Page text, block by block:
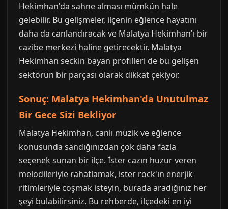
Hekimhan'da sahne alması mümkün hale
gelebilir. Bu gelişmeler, ilçenin eğlence hayatını
daha da canlandıracak ve Malatya Hekimhan'ı bir
cazibe merkezi haline getirecektir. Malatya
Hekimhan seckin bayan profilleri de bu gelişen
sektörün bir parçası olarak dikkat çekiyor.
Sonuç: Malatya Hekimhan'da Unutulmaz
Bir Gece Sizi Bekliyor
Malatya Hekimhan, canlı müzik ve eğlence
konusunda sandığınızdan çok daha fazla
seçenek sunan bir ilçe. İster cazın huzur veren
melodileriyle rahatlamak, ister rock'ın enerjik
ritimleriyle coşmak isteyin, burada aradığınız her
şeyi bulabilirsiniz. Bu rehberde, ilçedeki en iyi